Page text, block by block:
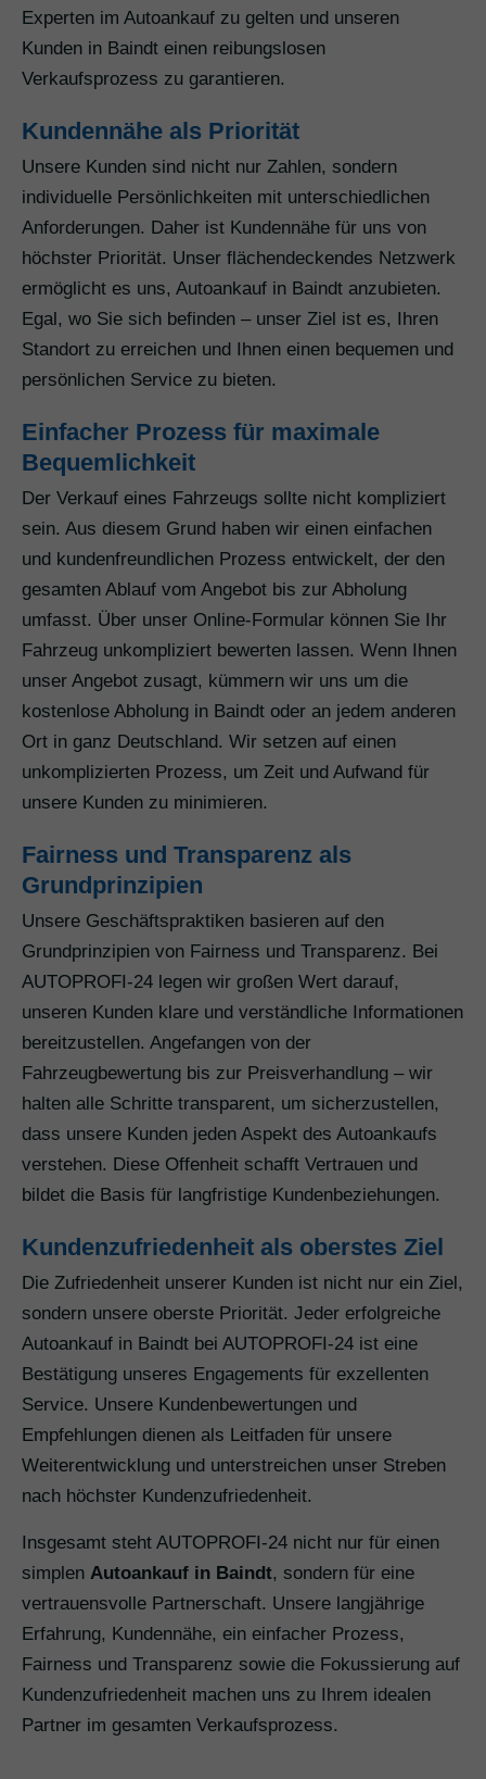
Experten im Autoankauf zu gelten und unseren
Kunden in Baindt einen reibungslosen
Verkaufsprozess zu garantieren.
Kundennähe als Priorität
Unsere Kunden sind nicht nur Zahlen, sondern
individuelle Persönlichkeiten mit unterschiedlichen
Anforderungen. Daher ist Kundennähe für uns von
höchster Priorität. Unser flächendeckendes Netzwerk
ermöglicht es uns, Autoankauf in Baindt anzubieten.
Egal, wo Sie sich befinden – unser Ziel ist es, Ihren
Standort zu erreichen und Ihnen einen bequemen und
persönlichen Service zu bieten.
Einfacher Prozess für maximale
Bequemlichkeit
Der Verkauf eines Fahrzeugs sollte nicht kompliziert
sein. Aus diesem Grund haben wir einen einfachen
und kundenfreundlichen Prozess entwickelt, der den
gesamten Ablauf vom Angebot bis zur Abholung
umfasst. Über unser Online-Formular können Sie Ihr
Fahrzeug unkompliziert bewerten lassen. Wenn Ihnen
unser Angebot zusagt, kümmern wir uns um die
kostenlose Abholung in Baindt oder an jedem anderen
Ort in ganz Deutschland. Wir setzen auf einen
unkomplizierten Prozess, um Zeit und Aufwand für
unsere Kunden zu minimieren.
Fairness und Transparenz als
Grundprinzipien
Unsere Geschäftspraktiken basieren auf den
Grundprinzipien von Fairness und Transparenz. Bei
AUTOPROFI-24 legen wir großen Wert darauf,
unseren Kunden klare und verständliche Informationen
bereitzustellen. Angefangen von der
Fahrzeugbewertung bis zur Preisverhandlung – wir
halten alle Schritte transparent, um sicherzustellen,
dass unsere Kunden jeden Aspekt des Autoankaufs
verstehen. Diese Offenheit schafft Vertrauen und
bildet die Basis für langfristige Kundenbeziehungen.
Kundenzufriedenheit als oberstes Ziel
Die Zufriedenheit unserer Kunden ist nicht nur ein Ziel,
sondern unsere oberste Priorität. Jeder erfolgreiche
Autoankauf in Baindt bei AUTOPROFI-24 ist eine
Bestätigung unseres Engagements für exzellenten
Service. Unsere Kundenbewertungen und
Empfehlungen dienen als Leitfaden für unsere
Weiterentwicklung und unterstreichen unser Streben
nach höchster Kundenzufriedenheit.
Insgesamt steht AUTOPROFI-24 nicht nur für einen
simplen Autoankauf in Baindt, sondern für eine
vertrauensvolle Partnerschaft. Unsere langjährige
Erfahrung, Kundennähe, ein einfacher Prozess,
Fairness und Transparenz sowie die Fokussierung auf
Kundenzufriedenheit machen uns zu Ihrem idealen
Partner im gesamten Verkaufsprozess.